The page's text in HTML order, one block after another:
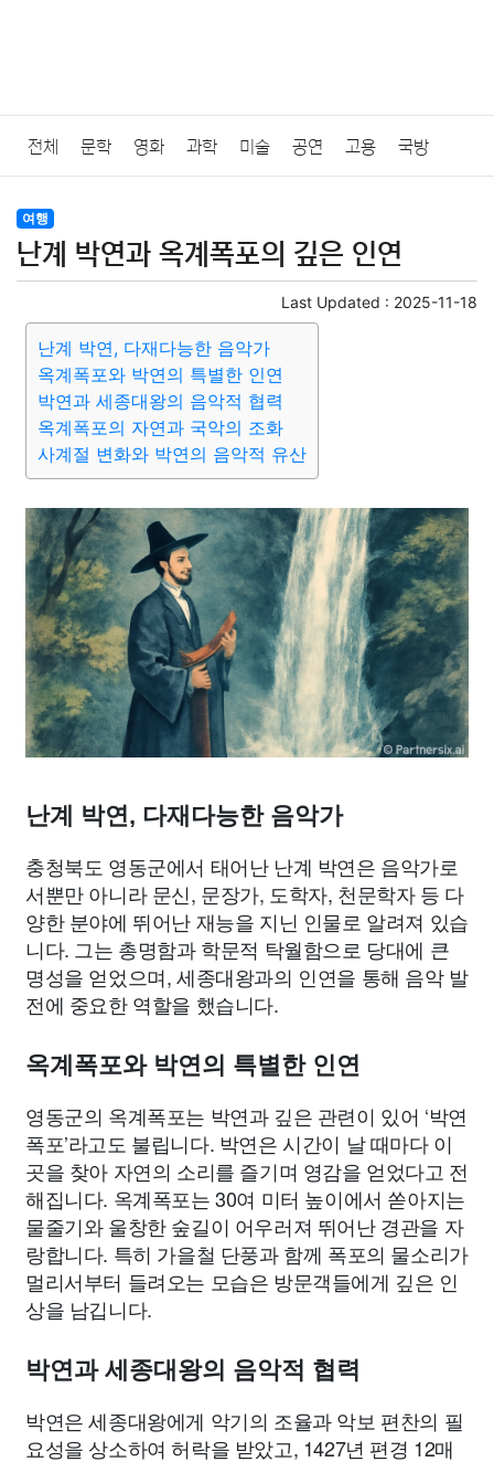
전체 문학 영화 과학 미술 공연 고용 국방
법률
질병 가요 방송 일상 주식 암호화폐 블록체인
결혼 육아 반려동물 패션 미용
요리 상품리뷰 원예 금융 게임
대출 자동차 취미 여행 맛집
종교 사회 정치 건강 의료 의학 경제 마케팅
부동산 외국어 교육 교통 생활 기타
여행
난계 박연과 옥계폭포의 깊은 인연
Last Updated : 2025-11-18
난계 박연, 다재다능한 음악가
옥계폭포와 박연의 특별한 인연
박연과 세종대왕의 음악적 협력
옥계폭포의 자연과 국악의 조화
사계절 변화와 박연의 음악적 유산
난계 박연, 다재다능한 음악가
충청북도 영동군에서 태어난 난계 박연은 음악가로
서뿐만 아니라 문신, 문장가, 도학자, 천문학자 등 다
양한 분야에 뛰어난 재능을 지닌 인물로 알려져 있습
니다. 그는 총명함과 학문적 탁월함으로 당대에 큰
명성을 얻었으며, 세종대왕과의 인연을 통해 음악 발
전에 중요한 역할을 했습니다.
옥계폭포와 박연의 특별한 인연
영동군의 옥계폭포는 박연과 깊은 관련이 있어 ‘박연
폭포’라고도 불립니다. 박연은 시간이 날 때마다 이
곳을 찾아 자연의 소리를 즐기며 영감을 얻었다고 전
해집니다. 옥계폭포는 30여 미터 높이에서 쏟아지는
물줄기와 울창한 숲길이 어우러져 뛰어난 경관을 자
랑합니다. 특히 가을철 단풍과 함께 폭포의 물소리가
멀리서부터 들려오는 모습은 방문객들에게 깊은 인
상을 남깁니다.
박연과 세종대왕의 음악적 협력
박연은 세종대왕에게 악기의 조율과 악보 편찬의 필
요성을 상소하여 허락을 받았고, 1427년 편경 12매